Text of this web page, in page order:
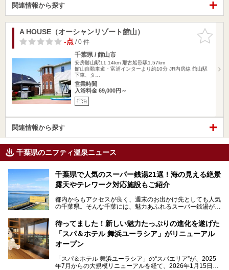
関連情報から探す
お気に入
りに追加
A HOUSE（オーシャンリゾート館山）
-点/ 0 件
千葉県 / 館山市
安房勝山駅11.14km 那古船形駅1.57km
館山自動車道・富浦インターより約10分 JR内房線 館山駅
下車、タ…
営業時間
入浴料金 69,000円～
宿泊
関連情報から探す
千葉県のニフティ温泉ニュース
千葉県で人気のスーパー銭湯21選！海の見える絶景
露天やテレワーク対応施設もご紹介
都内からもアクセスが良く、週末のお出かけ先としても人気
の千葉県。そんな千葉には、魅力あふれるスーパー銭湯がた
「サウナでしっかりととのいたい」「海が見える絶景で非日
常を味わいたい」「子連れでも気兼ねなく1日過ごした
い」。
そんな多様なニーズに応える施設が揃っているため、その日
の目的に合った施設がきっと見つかるはずです。
待ってました！新しい魅力たっぷりの進化を遂げた
「スパ＆ホテル 舞浜ユーラシア」がリニューアル
オープン
「スパ＆ホテル 舞浜ユーラシア」の“スパエリア”が、2025
年7月からの大規模リニューアルを経て、2026年1月15日